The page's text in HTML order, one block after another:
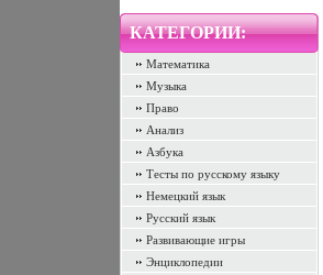
КАТЕГОРИИ:
Математика
Музыка
Право
Анализ
Азбука
Тесты по русскому языку
Немецкий язык
Русский язык
Развивающие игры
Энциклопедии